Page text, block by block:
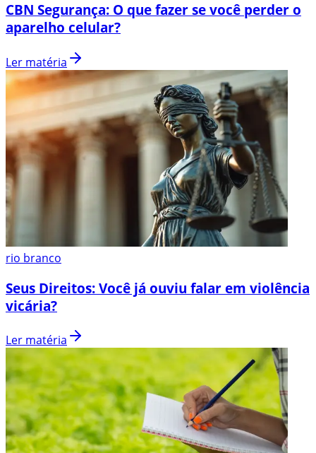
CBN Segurança: O que fazer se você perder o
aparelho celular?
Ler matéria
rio branco
Seus Direitos: Você já ouviu falar em violência
vicária?
Ler matéria